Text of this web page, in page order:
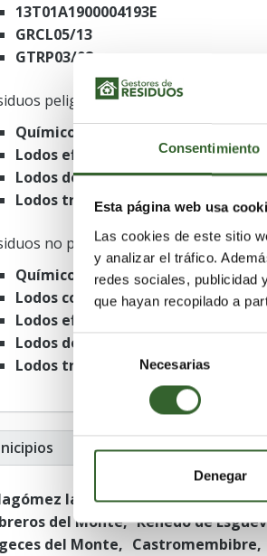
Consentimiento
Esta página web usa
Las cookies de este sitio
y analizar el tráfico.
redes sociales, publicidad
que hayan recopilado a
Selección
de
consentimiento
Necesarias
Denegar
13T01A1900004193E
GRCL05/13
GTRP03/08
peligrosos
Químicos
Lodos efluentes
Lodos de dragado
Lodos tratamiento
no peligrosos
Químicos
Lodos comunes
Lodos efluentes
Lodos de dragado
Lodos tratamiento
la Nueva Tamariz de
del Monte
Renedo de
del Monte
Castromembibre